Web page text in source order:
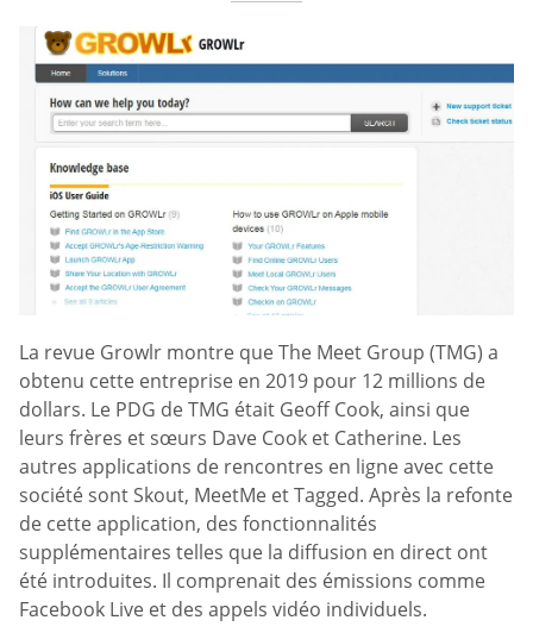
La revue Growlr montre que The Meet Group (TMG) a
obtenu cette entreprise en 2019 pour 12 millions de
dollars. Le PDG de TMG était Geoff Cook, ainsi que
leurs frères et sœurs Dave Cook et Catherine. Les
autres applications de rencontres en ligne avec cette
société sont Skout, MeetMe et Tagged. Après la refonte
de cette application, des fonctionnalités
supplémentaires telles que la diffusion en direct ont
été introduites. Il comprenait des émissions comme
Facebook Live et des appels vidéo individuels.